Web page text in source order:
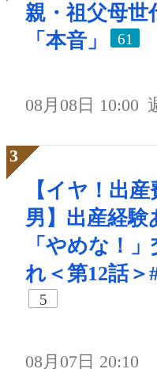
親・祖父母世
「本音」
61
08月08日 10:00
【イヤ！出
男】出産経験
「やめな！
れ＜第12話＞
5
08月07日 20:10